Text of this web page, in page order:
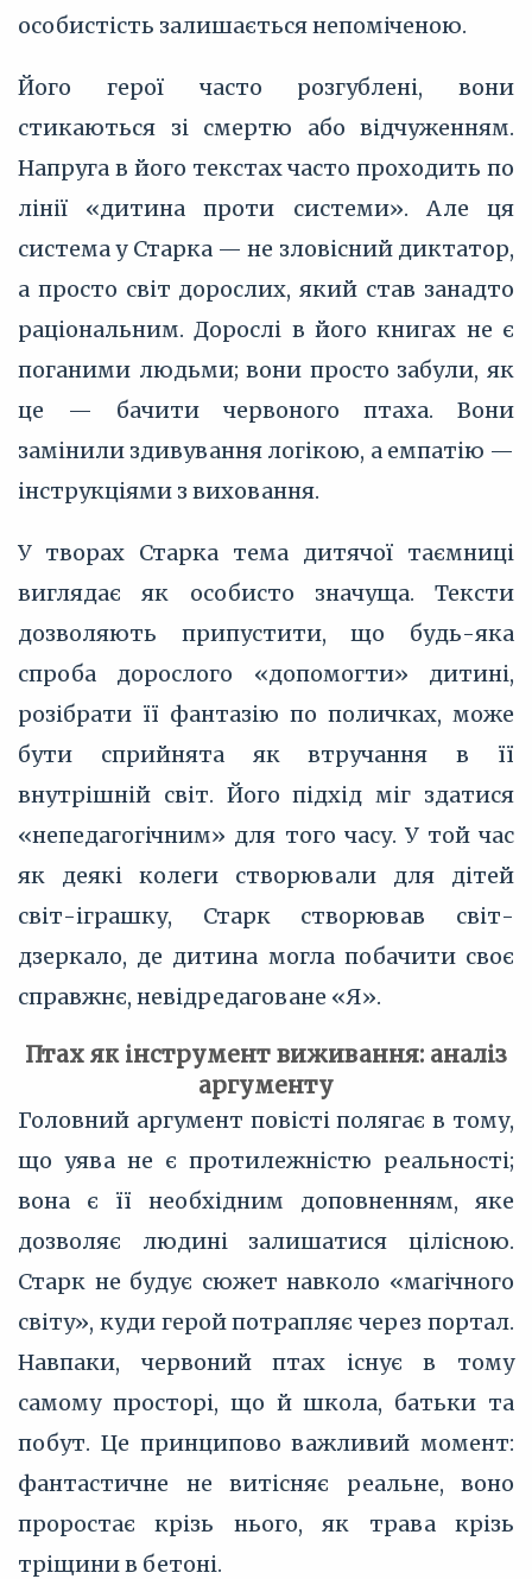
особистість залишається непоміченою.
Його герої часто розгублені, вони
стикаються зі смертю або відчуженням.
Напруга в його текстах часто проходить по
лінії «дитина проти системи». Але ця
система у Старка — не зловісний диктатор,
а просто світ дорослих, який став занадто
раціональним. Дорослі в його книгах не є
поганими людьми; вони просто забули, як
це — бачити червоного птаха. Вони
замінили здивування логікою, а емпатію —
інструкціями з виховання.
У творах Старка тема дитячої таємниці
виглядає як особисто значуща. Тексти
дозволяють припустити, що будь-яка
спроба дорослого «допомогти» дитині,
розібрати її фантазію по поличках, може
бути сприйнята як втручання в її
внутрішній світ. Його підхід міг здатися
«непедагогічним» для того часу. У той час
як деякі колеги створювали для дітей
світ-іграшку, Старк створював світ-
дзеркало, де дитина могла побачити своє
справжнє, невідредаговане «Я».
Птах як інструмент виживання: аналіз
аргументу
Головний аргумент повісті полягає в тому,
що уява не є протилежністю реальності;
вона є її необхідним доповненням, яке
дозволяє людині залишатися цілісною.
Старк не будує сюжет навколо «магічного
світу», куди герой потрапляє через портал.
Навпаки, червоний птах існує в тому
самому просторі, що й школа, батьки та
побут. Це принципово важливий момент:
фантастичне не витісняє реальне, воно
проростає крізь нього, як трава крізь
тріщини в бетоні.